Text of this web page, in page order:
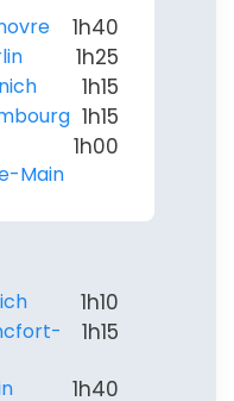
1h40
1h25
1h15
1h15
Main
1h00
1h10
1h15
1h40
Apple
par mail
Politique de